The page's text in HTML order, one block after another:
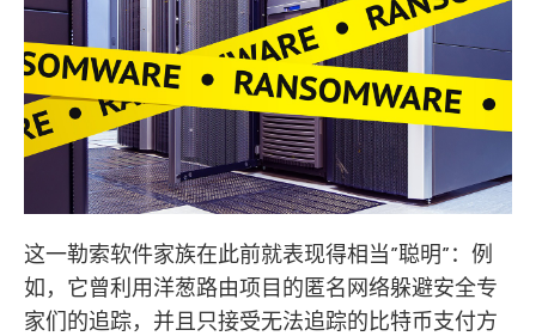
这一勒索软件家族在此前就表现得相当”聪明”：例
如，它曾利用洋葱路由项目的匿名网络躲避安全专
家们的追踪，并且只接受无法追踪的比特币支付方